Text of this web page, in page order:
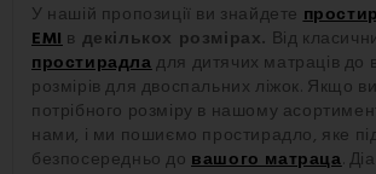
У нашій пропозиції ви знайдете
EMI в декількох розмірах. Від
простирадла для дитячих матраців до
розмірів для двоспальних ліжок. Якщо
потрібного розміру в нашому
нами, і ми пошиємо простирадло, яке
безпосередньо до вашого матраца.